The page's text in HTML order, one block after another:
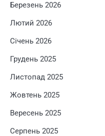
Березень 2026
Лютий 2026
Січень 2026
Грудень 2025
Листопад 2025
Жовтень 2025
Вересень 2025
Серпень 2025